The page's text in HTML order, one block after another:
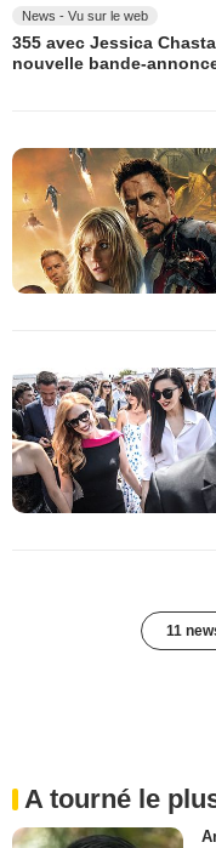
News - Vu sur le web
355 avec Jessica
nouvelle bande-
11
A tourné le